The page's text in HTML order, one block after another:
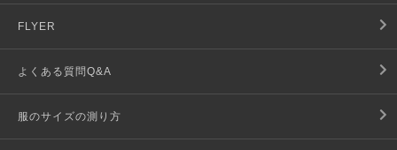
FLYER
よくある質問Q&A
服のサイズの測り方